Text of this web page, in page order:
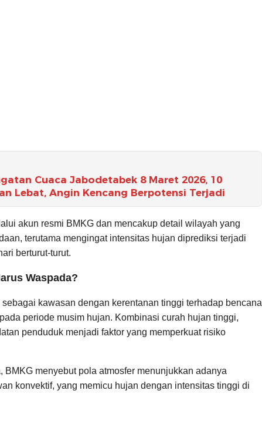
Cuaca Jabodetabek 8 Maret 2026, 10
Lebat, Angin Kencang Berpotensi Terjadi
akun resmi BMKG dan mencakup detail wilayah yang
terutama mengingat intensitas hujan diprediksi terjadi
berturut-turut.
Waspada?
kawasan dengan kerentanan tinggi terhadap bencana
periode musim hujan. Kombinasi curah hujan tinggi,
penduduk menjadi faktor yang memperkuat risiko
BMKG menyebut pola atmosfer menunjukkan adanya
konvektif, yang memicu hujan dengan intensitas tinggi di